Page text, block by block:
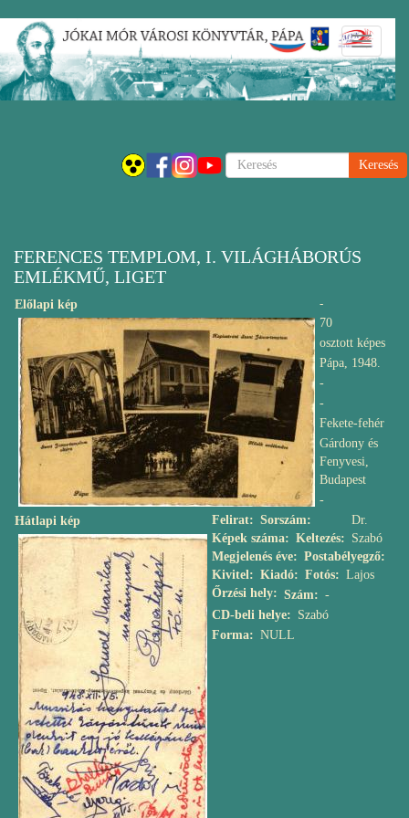
Ugrás
tartalomra
Keresés
FERENCES TEMPLOM, I. VILÁGHÁBORÚS
EMLÉKMŰ, LIGET
Előlapi kép
Hátlapi kép Felirat
-
Sorszám
70
Képek száma
osztott képes
Keltezés
Pápa, 1948.
Megjelenés éve
-
Postabélyegző
-
Kivitel
Fekete-fehér
Kiadó
Gárdony és
Fenyvesi,
Budapest
Fotós
-
Őrzési hely
Dr.
Szabó
Lajos
Szám
-
CD-beli helye
Szabó
Forma
NULL